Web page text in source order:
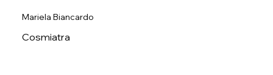
Mariela Biancardo
Cosmiatra